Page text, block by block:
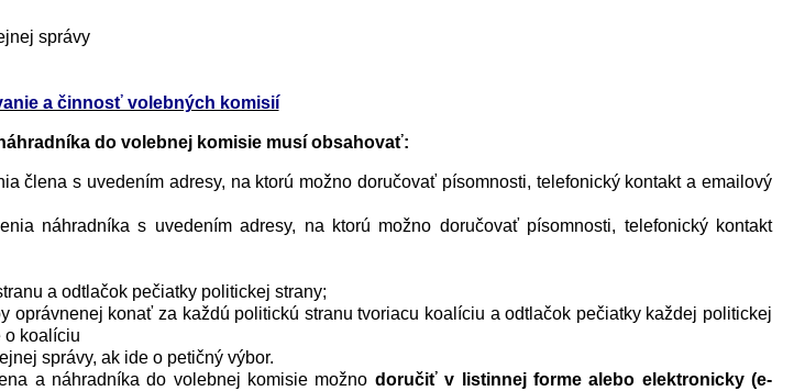
správy
a činnosť volebných komisií
do volebnej komisie musí obsahovať:
člena s uvedením adresy, na ktorú možno doručovať písomnosti, telefonický kontakt a emailový
náhradníka s uvedením adresy, na ktorú možno doručovať písomnosti, telefonický kontakt
a odtlačok pečiatky politickej strany;
konať za každú politickú stranu tvoriacu koalíciu a odtlačok pečiatky každej politickej
o koalíciu
správy, ak ide o petičný výbor.
a náhradníka do volebnej komisie možno doručiť v listinnej forme alebo elektronicky (e-